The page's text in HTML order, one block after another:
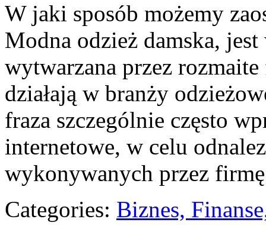
W jaki sposób możemy
Modna odzież damska,
wytwarzana przez
działają w branży
fraza szczególnie często
internetowe, w celu
wykonywanych przez
Categories: Biznes,